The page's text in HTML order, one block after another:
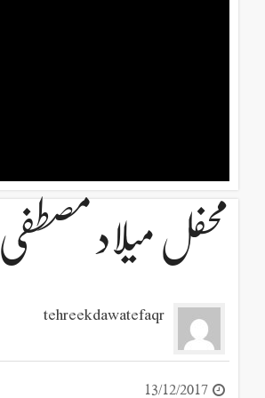
محفل میلاد مصطفی 12 دسمبر 2016
tehreekdawatefaqr
13/12/2017